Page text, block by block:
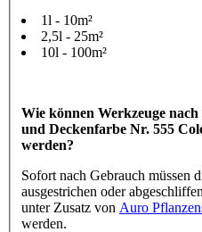
1l - 10m²
2,5l - 25m²
10l - 100m²
Wie können Werkzeuge
und Deckenfarbe Nr. 555
werden?
Sofort nach Gebrauch müssen
ausgestrichen oder
unter Zusatz von Auro
werden.